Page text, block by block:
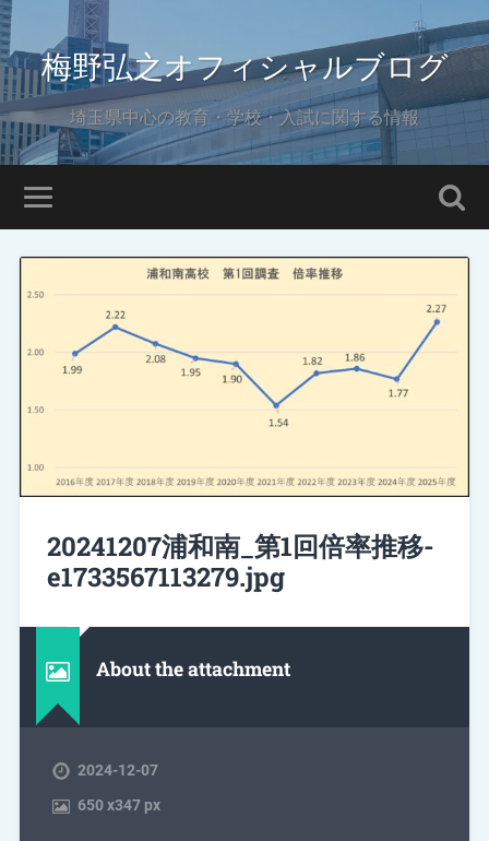
梅野弘之オフィシャルブログ
埼玉県中心の教育・学校・入試に関する情報
20241207浦和南_第1回倍率推移-
e1733567113279.jpg
About the attachment
2024-12-07
650x347 px